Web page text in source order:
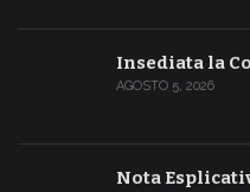
Insediata la
AGOSTO 5, 2026
Nota